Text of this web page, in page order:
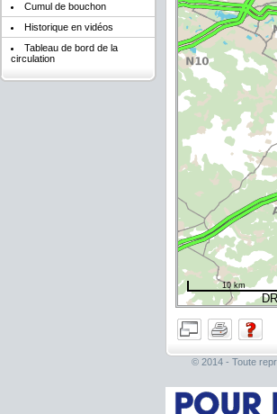
Cumul de bouchon
Historique en vidéos
Tableau de bord de la
circulation
10 km
© 2014 - Toute